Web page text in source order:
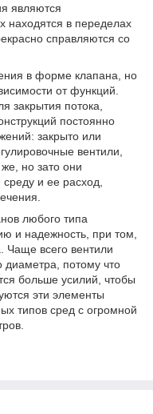
являются
находятся в переделах
справляются со
в форме клапана, но
от функций.
закрытия потока,
постоянно
закрыто или
вентили,
но зато они
и ее расход,
любого типа
и надежность, при том,
Чаще всего вентили
диаметра, потому что
больше усилий, чтобы
эти элементы
типов сред с огромной